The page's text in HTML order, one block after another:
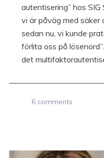
autentisering” hos
vi är påväg med säker
sedan nu, vi kunde
förlita oss på
det
6 comments